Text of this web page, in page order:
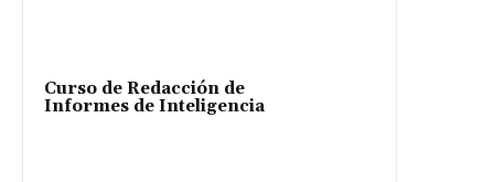
Curso de Redacción de
Informes de Inteligencia